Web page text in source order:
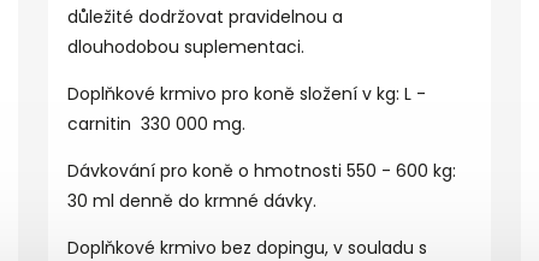
důležité dodržovat pravidelnou a
dlouhodobou suplementaci.
Doplňkové krmivo pro koně složení v kg: L -
carnitin 330 000 mg.
Dávkování pro koně o hmotnosti 550 - 600 kg:
30 ml denně do krmné dávky.
Doplňkové krmivo bez dopingu, v souladu s